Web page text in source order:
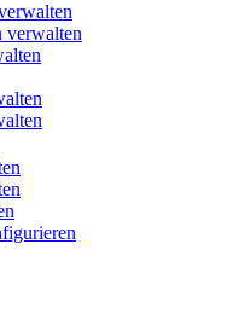
verwalten